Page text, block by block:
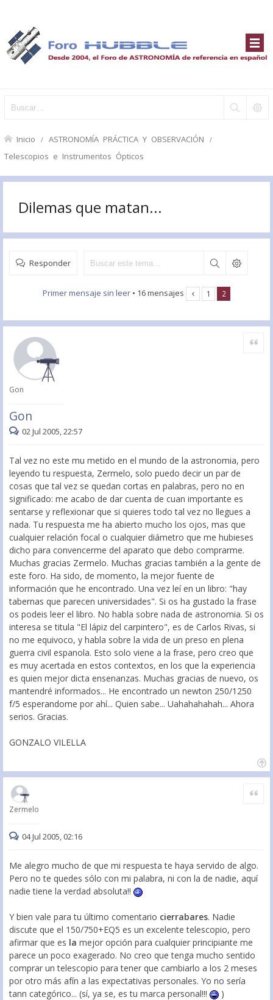
Inicio ASTRONOMÍA PRÁCTICA Y OBSERVACIÓN
Telescopios e Instrumentos Ópticos
Dilemas que matan...
Responder
Primer mensaje sin leer • 16 mensajes 1 2
Gon
Gon
Citar
02 Jul 2005, 22:57
Tal vez no este mu metido en el mundo de la astronomia, pero
leyendo tu respuesta, Zermelo, solo puedo decir un par de
cosas que tal vez se quedan cortas en palabras, pero no en
significado: me acabo de dar cuenta de cuan importante es
sentarse y reflexionar que si quieres todo tal vez no llegues a
nada. Tu respuesta me ha abierto mucho los ojos, mas que
cualquier relación focal o cualquier diámetro que me hubieses
dicho para convencerme del aparato que debo comprarme.
Muchas gracias Zermelo. Muchas gracias también a la gente de
este foro. Ha sido, de momento, la mejor fuente de
información que he encontrado. Una vez leí en un libro: "hay
tabernas que parecen universidades". Si os ha gustado la frase
os podeis leer el libro. No habla sobre nada de astronomia. Si os
interesa se titula "El lápiz del carpintero", es de Carlos Rivas, si
no me equivoco, y habla sobre la vida de un preso en plena
guerra civil espanola. Esto solo viene a la frase, pero creo que
es muy acertada en estos contextos, en los que la experiencia
es quien mejor dicta ensenanzas. Muchas gracias de nuevo, os
mantendré informados... He encontrado un newton 250/1250
f/5 esperandome por ahí... Quien sabe... Uahahahahah... Ahora
serios. Gracias.
GONZALO VILELLA
Zermelo
Citar
04 Jul 2005, 02:16
Me alegro mucho de que mi respuesta te haya servido de algo.
Pero no te quedes sólo con mi palabra, ni con la de nadie, aquí
nadie tiene la verdad absoluta!!
Y bien vale para tu último comentario cierrabares. Nadie
discute que el 150/750+EQ5 es un excelente telescopio, pero
afirmar que es la mejor opción para cualquier principiante me
parece un poco exagerado. No creo que tenga mucho sentido
comprar un telescopio para tener que cambiarlo a los 2 meses
por otro más afín a las expectativas personales. Yo no sería
tann categórico... (sí, ya se, es tu marca personal!!!
)